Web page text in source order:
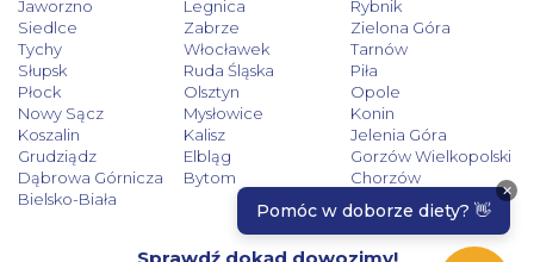
Jaworzno
Legnica
Rybnik
Siedlce
Zabrze
Zielona Góra
Tychy
Włocławek
Tarnów
Słupsk
Ruda Śląska
Piła
Płock
Olsztyn
Opole
Nowy Sącz
Mysłowice
Konin
Koszalin
Kalisz
Jelenia Góra
Grudziądz
Elbląg
Gorzów Wielkopolski
Dąbrowa Górnicza
Bytom
Chorzów
Bielsko-Biała
Sprawdź dokąd dowozimy!